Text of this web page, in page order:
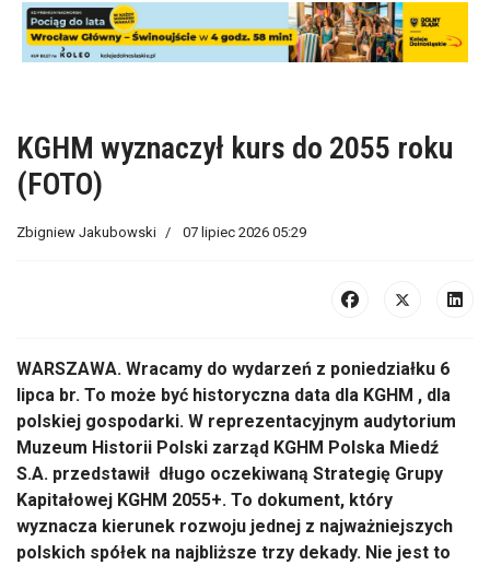
KGHM wyznaczył kurs do 2055 roku
(FOTO)
Zbigniew Jakubowski 07 lipiec 2026 05:29
WARSZAWA. Wracamy do wydarzeń z poniedziałku 6
lipca br. To może być historyczna data dla KGHM , dla
polskiej gospodarki. W reprezentacyjnym audytorium
Muzeum Historii Polski zarząd KGHM Polska Miedź
S.A. przedstawił długo oczekiwaną Strategię Grupy
Kapitałowej KGHM 2055+. To dokument, który
wyznacza kierunek rozwoju jednej z najważniejszych
polskich spółek na najbliższe trzy dekady. Nie jest to